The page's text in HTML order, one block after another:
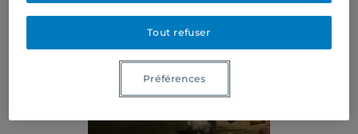
Tout refuser
Préférences